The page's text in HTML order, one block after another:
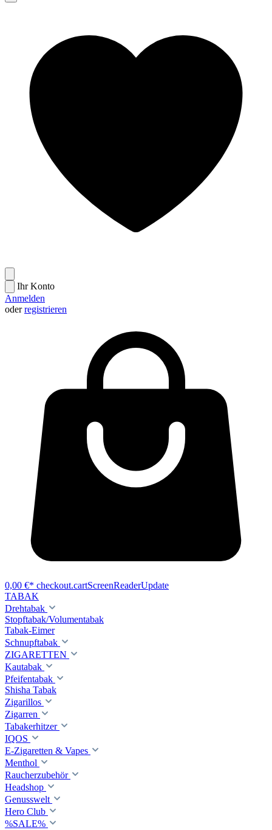
Ihr Konto
Anmelden
oderregistrieren
0,00 €* checkout.cartScreenReaderUpdate
TABAK
Drehtabak
Stopftabak/Volumentabak
Tabak-Eimer
Schnupftabak
ZIGARETTEN
Kautabak
Pfeifentabak
Shisha Tabak
Zigarillos
Zigarren
Tabakerhitzer
IQOS
E-Zigaretten & Vapes
Menthol
Raucherzubehör
Headshop
Genusswelt
Hero Club
%SALE%